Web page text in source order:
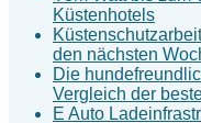
Küstenhotels
den nächsten
Die
Vergleich der
E Auto